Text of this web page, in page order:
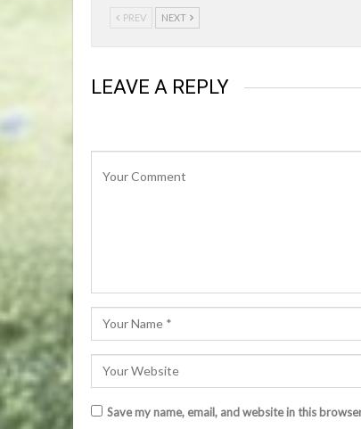
PREV NEXT
LEAVE A REPLY
Save my name, email, and website in this